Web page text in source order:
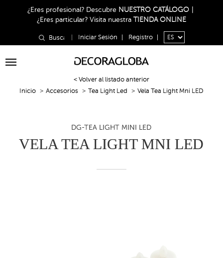
¿Eres profesional? Descubre NUESTRO CATÁLOGO
¿Eres particular? Visita nuestra TIENDA ONLINE
Iniciar Sesión Registro
Toggle
< Volver al listado anterior
Inicio
Accesorios Tea Light Led Vela Tea Light Mni LED
DG-TEA LIGHT MINI LED
VELA TEA LIGHT MNI LED